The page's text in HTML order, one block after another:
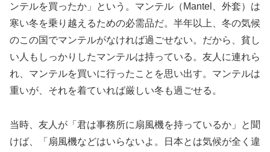
ンテルを買ったか」という。マンテル（Mantel、外套）は
寒い冬を乗り越えるための必需品だ。半年以上、冬の気候
のこの国でマンテルがなければ過ごせない。だから、貧し
い人もしっかりしたマンテルは持っている。友人に連れら
れ、マンテルを買いに行ったことを思い出す。マンテルは
重いが、それを着ていれば厳しい冬も過ごせる。
当時、友人が「君は事務所に扇風機を持っているか」と聞
けば、「扇風機などはいらないよ。日本とは気候が全く違